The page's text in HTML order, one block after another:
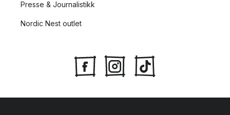
Presse & Journalistikk
Nordic Nest outlet